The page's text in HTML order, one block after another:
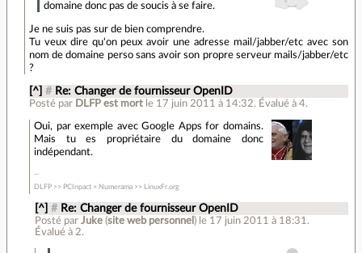
domaine donc pas de soucis à se faire.
Je ne suis pas sur de bien comprendre.
Tu veux dire qu'on peux avoir une adresse mail/jabber/etc avec son
nom de domaine perso sans avoir son propre serveur mails/jabber/etc
?
[^] # Re: Changer de fournisseur OpenID
Posté par DLFP est mort le 17 juin 2011 à 14:32. Évalué à4.
Oui, par exemple avec Google Apps for domains.
Mais tu es propriétaire du domaine donc
indépendant.
DLFP >> PCInpact > Numerama >> LinuxFr.org
[^] # Re: Changer de fournisseur OpenID
Posté par Juke(site web personnel ) le 17 juin 2011 à 18:31.
Évalué à 2.